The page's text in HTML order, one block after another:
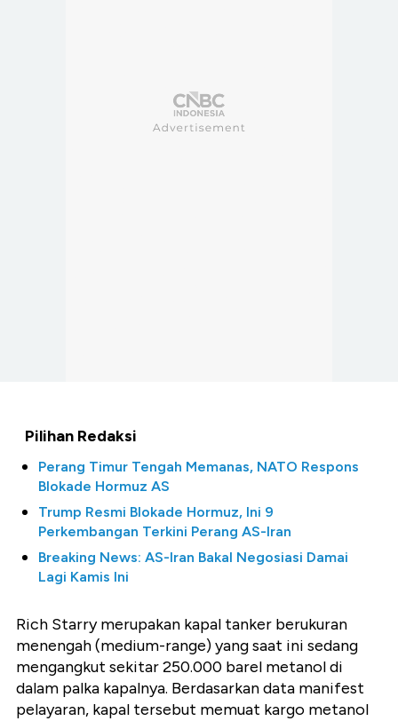
Pilihan Redaksi
Perang Timur Tengah Memanas, NATO Respons
Blokade Hormuz AS
Trump Resmi Blokade Hormuz, Ini 9
Perkembangan Terkini Perang AS-Iran
Breaking News: AS-Iran Bakal Negosiasi Damai
Lagi Kamis Ini
Rich Starry merupakan kapal tanker berukuran
menengah (medium-range) yang saat ini sedang
mengangkut sekitar 250.000 barel metanol di
dalam palka kapalnya. Berdasarkan data manifest
pelayaran, kapal tersebut memuat kargo metanol